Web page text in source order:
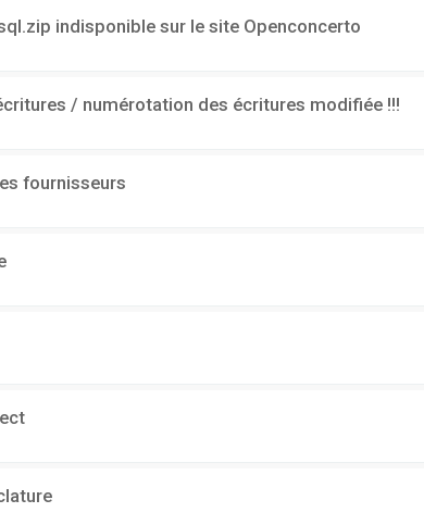
indisponible sur le site Openconcerto
/ numérotation des écritures modifiée !!!
fournisseurs